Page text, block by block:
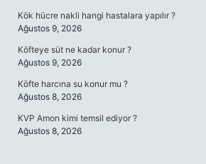
Kök hücre nakli hangi hastalara yapılır ?
Ağustos 9, 2026
Köfteye süt ne kadar konur ?
Ağustos 9, 2026
Köfte harcına su konur mu ?
Ağustos 8, 2026
KVP Amon kimi temsil ediyor ?
Ağustos 8, 2026